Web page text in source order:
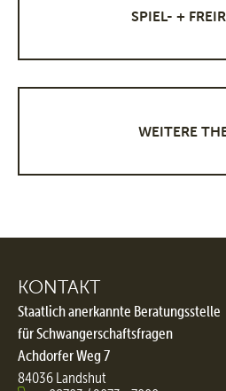
SPIEL- +
WEITERE
KONTAKT
Staatlich anerkannte Beratungsstelle
für Schwangerschaftsfragen
Achdorfer Weg 7
84036 Landshut